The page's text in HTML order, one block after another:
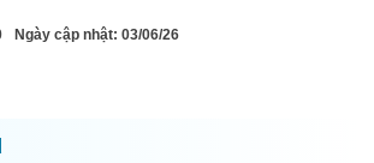
Ngày cập nhật: 03/06/26